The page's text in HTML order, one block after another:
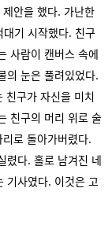
안을 했다. 가난한
기 시작했다. 친구
사람이 캔버스 속에
의 눈은 풀려있었다.
친구가 자신을 미치
친구의 머리 위로 술
로 돌아가버렸다.
렸다. 홀로 남겨진 네
기사였다. 이것은 고